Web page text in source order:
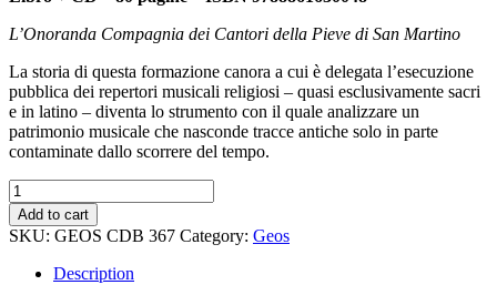
L’Onoranda Compagnia dei Cantori della Pieve di San Martino
La storia di questa formazione canora a cui è delegata l’esecuzione
pubblica dei repertori musicali religiosi – quasi esclusivamente sacri
e in latino – diventa lo strumento con il quale analizzare un
patrimonio musicale che nasconde tracce antiche solo in parte
contaminate dallo scorrere del tempo.
cantori
di
Cercivento
quantity
Add to cart
SKU: GEOS CDB 367 Category: Geos
Description